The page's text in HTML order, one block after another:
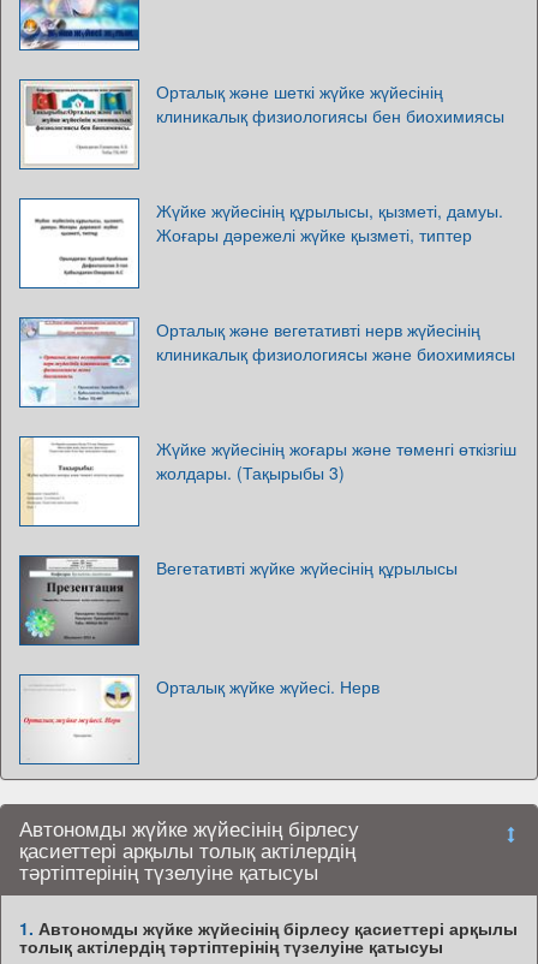
Орталық және шеткі жүйке жүйесінің
клиникалық физиологиясы бен биохимиясы
Жүйке жүйесінің құрылысы, қызметі, дамуы.
Жоғары дәрежелі жүйке қызметі, типтер
Орталық және вегетативті нерв жүйесінің
клиникалық физиологиясы және биохимиясы
Жүйке жүйесінің жоғары және төменгі өткізгіш
жолдары. (Тақырыбы 3)
Вегетативті жүйке жүйесінің құрылысы
Орталық жүйке жүйесі. Нерв
Автономды жүйке жүйесінің бірлесу
қасиеттері арқылы толық актілердің
тәртіптерінің түзелуіне қатысуы
1. Автономды жүйке жүйесінің бірлесу қасиеттері арқылы
толық актілердің тәртіптерінің түзелуіне қатысуы